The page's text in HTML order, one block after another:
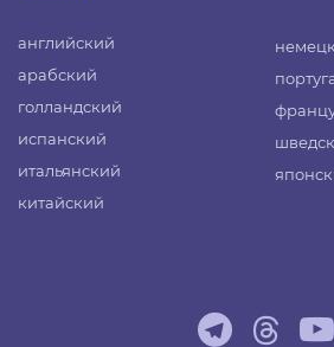
английский
арабский
голландский
испанский
итальянский
китайский